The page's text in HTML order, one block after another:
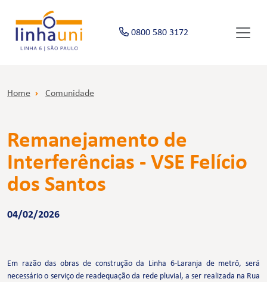
0800 580 3172
Home Comunidade
Remanejamento de
Interferências - VSE Felício
dos Santos
04/02/2026
Em razão das obras de construção da Linha 6-Laranja de metrô, será
necessário o serviço de readequação da rede pluvial, a ser realizada na Rua